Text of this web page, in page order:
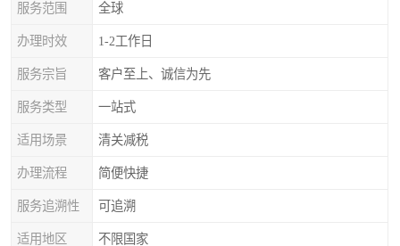
服务范围 全球
办理时效 1-2工作日
服务宗旨 客户至上、诚信为先
服务类型 一站式
适用场景 清关减税
办理流程 简便快捷
服务追溯性 可追溯
适用地区 不限国家